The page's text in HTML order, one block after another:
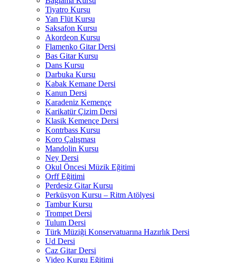
Tiyatro Kursu
Yan Flüt Kursu
Saksafon Kursu
Akordeon Kursu
Flamenko Gitar Dersi
Bas Gitar Kursu
Dans Kursu
Darbuka Kursu
Kabak Kemane Dersi
Kanun Dersi
Karadeniz Kemençe
Karikatür Çizim Dersi
Klasik Kemençe Dersi
Kontrbass Kursu
Koro Çalışması
Mandolin Kursu
Ney Dersi
Okul Öncesi Müzik Eğitimi
Orff Eğitimi
Perdesiz Gitar Kursu
Perküsyon Kursu – Ritm Atölyesi
Tambur Kursu
Trompet Dersi
Tulum Dersi
Türk Müziği Konservatuarına Hazırlık Dersi
Ud Dersi
Caz Gitar Dersi
Video Kurgu Eğitimi